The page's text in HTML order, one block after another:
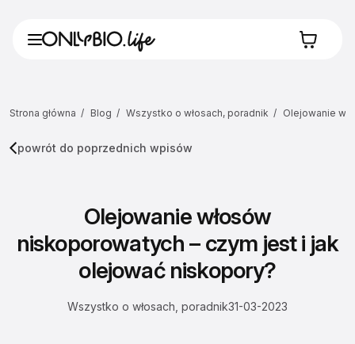
Strona główna Blog Wszystko o włosach, poradnik Olejowanie
powrót do poprzednich wpisów
Olejowanie włosów
niskoporowatych – czym jest i jak
olejować niskopory?
Wszystko o włosach, poradnik31-03-2023